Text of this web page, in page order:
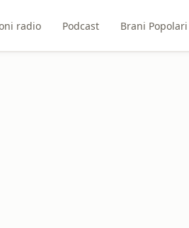
radio Podcast Brani Popolari